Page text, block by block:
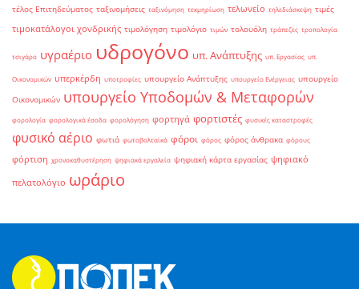
τέλος Επιτηδεύματος ταξινομήσεις ταξινόμηση τεκμηρίωση τελωνείο τηλεδιάσκεψη τιμές
τιμοκατάλογοι χονδρικής τιμολόγηση τιμολόγιο τιμών τολουόλη τράπεζες τροπολογία
τσιγάρο υγραέριο υδρογόνο υπ. Ανάπτυξης υπ. Εργασίας υπ.
Οικονομικών υπερκέρδη υποτροφίες υπουργείο Ανάπτυξης υπουργείο Ενέργειας υπουργείο
Οικονομικών υπουργείο Υποδομών & Μεταφορών
φορολογία φορολογικά έσοδα φορολόγηση φορτηγά φορτιστές φυσικές καταστροφές
φυσικό αέριο φωτιά φωτοβολταϊκά φόροι φόρος φόρος άνθρακα φόρους
φόρτιση χρονοκαθυστέρηση ψηφιακά εργαλεία ψηφιακή κάρτα εργασίας ψηφιακό
πελατολόγιο ωράριο